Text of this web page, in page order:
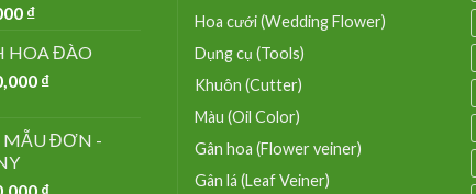
₫
HOA ĐÀO
₫
MẪU ĐƠN -
₫
Hoa cưới (Wedding Flower)
Dụng cụ (Tools)
Khuôn (Cutter)
Màu (Oil Color)
Gân hoa (Flower veiner)
Gân lá (Leaf Veiner)